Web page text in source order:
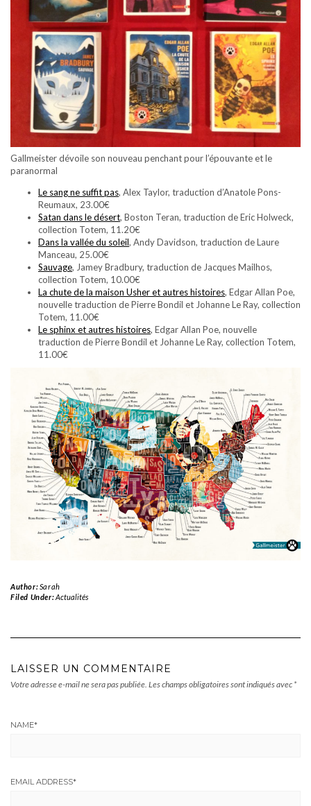
Gallmeister dévoile son nouveau penchant pour l’épouvante et le
paranormal
Le sang ne suffit pas, Alex Taylor, traduction d’Anatole Pons-
Reumaux, 23.00€
Satan dans le désert, Boston Teran, traduction de Eric Holweck,
collection Totem, 11.20€
Dans la vallée du soleil, Andy Davidson, traduction de Laure
Manceau, 25.00€
Sauvage, Jamey Bradbury, traduction de Jacques Mailhos,
collection Totem, 10.00€
La chute de la maison Usher et autres histoires, Edgar Allan Poe,
nouvelle traduction de Pierre Bondil et Johanne Le Ray, collection
Totem, 11.00€
Le sphinx et autres histoires, Edgar Allan Poe, nouvelle
traduction de Pierre Bondil et Johanne Le Ray, collection Totem,
11.00€
Author:Sarah
Filed Under:Actualités
LAISSER UN COMMENTAIRE
Votre adresse e-mail ne sera pas publiée. Les champs obligatoires sont indiqués avec *
NAME*
EMAIL ADDRESS*